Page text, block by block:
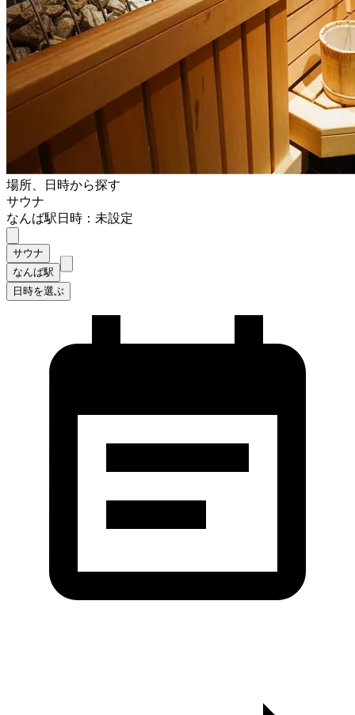
場所、日時から探す
サウナ
なんば駅日時：未設定
サウナ
なんば駅
日時を選ぶ